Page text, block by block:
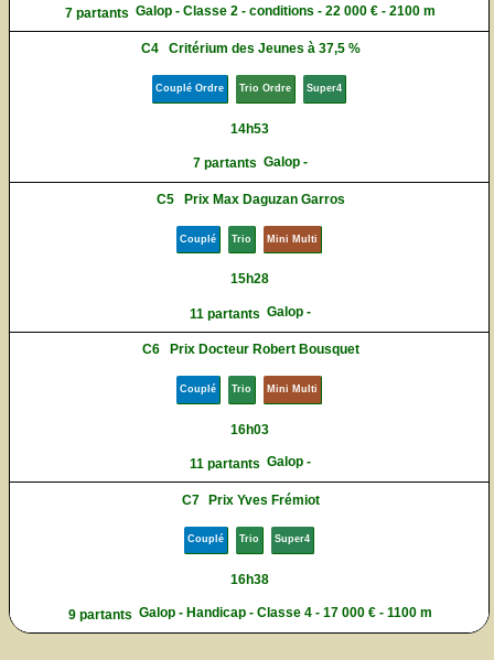
7 partants Galop - Classe 2 - conditions - 22 000 € - 2100 m
C4 Critérium des Jeunes à 37,5 %
Couplé Ordre Trio Ordre Super4
14h53
7 partants Galop -
C5 Prix Max Daguzan Garros
Couplé Trio Mini Multi
15h28
11 partants Galop -
C6 Prix Docteur Robert Bousquet
Couplé Trio Mini Multi
16h03
11 partants Galop -
C7 Prix Yves Frémiot
Couplé Trio Super4
16h38
9 partants Galop - Handicap - Classe 4 - 17 000 € - 1100 m